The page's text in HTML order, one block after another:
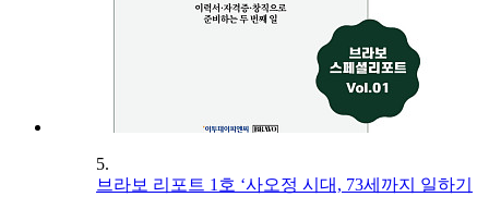
5.
브라보 리포트 1호 ‘사오정 시대, 73세까지 일하기